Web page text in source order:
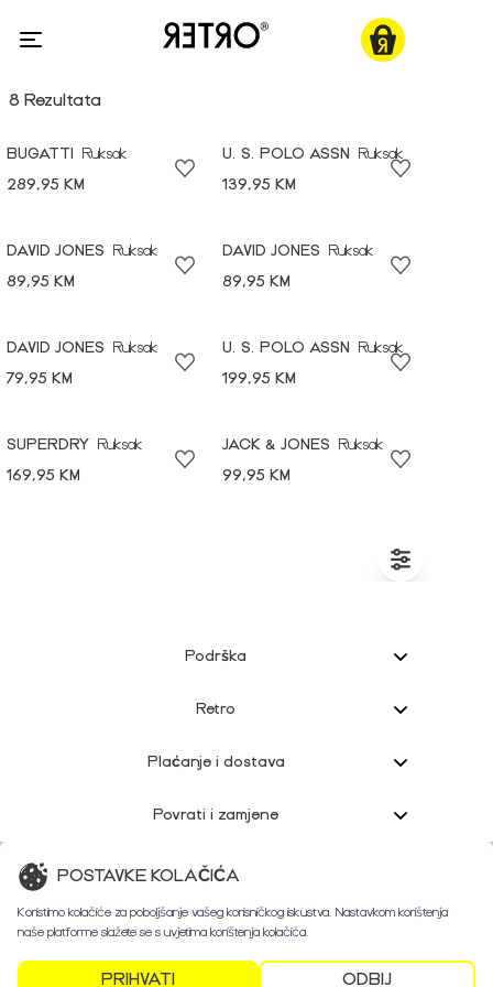
8 Rezultata
BUGATTI
Ruksak
289,95 KM
U. S. POLO ASSN
Ruksak
139,95 KM
DAVID JONES
Ruksak
89,95 KM
DAVID JONES
Ruksak
89,95 KM
DAVID JONES
Ruksak
79,95 KM
U. S. POLO ASSN
Ruksak
199,95 KM
SUPERDRY
Ruksak
169,95 KM
JACK & JONES
Ruksak
99,95 KM
Podrška
Retro
Plaćanje i dostava
Povrati i zamjene
Korisnička podrška
POSTAVKE KOLAČIĆA
Koristimo kolačiće za poboljšanje vašeg korisničkog iskustva. Nastavkom korištenja
naše platforme slažete se s uvjetima korištenja kolačića.
PRIHVATI ODBIJ